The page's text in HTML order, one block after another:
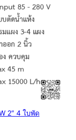
2″ 4 ใบพัด